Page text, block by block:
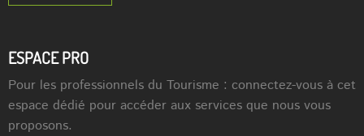
ESPACE PRO
Pour les professionnels du Tourisme : connectez-vous à cet
espace dédié pour accéder aux services que nous vous
proposons.